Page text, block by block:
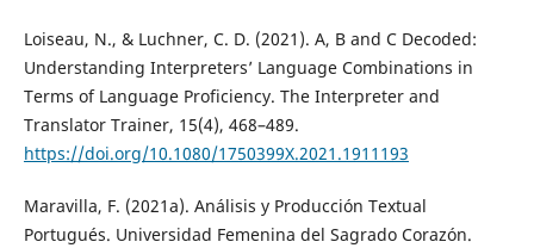
Loiseau, N., & Luchner, C. D. (2021). A, B and C Decoded:
Understanding Interpreters’ Language Combinations in
Terms of Language Proficiency. The Interpreter and
Translator Trainer, 15(4), 468–489.
https://doi.org/10.1080/1750399X.2021.1911193
Maravilla, F. (2021a). Análisis y Producción Textual
Portugués. Universidad Femenina del Sagrado Corazón.